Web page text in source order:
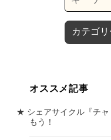
カテゴ
オススメ記事
シェアサイクル『チ
もう！